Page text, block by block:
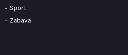
Sport
Zabava